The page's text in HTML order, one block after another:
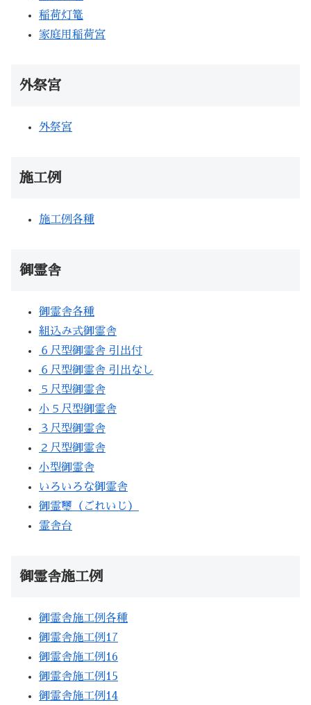
稲荷灯篭
家庭用稲荷宮
外祭宮
外祭宮
施工例
施工例各種
御霊舎
御霊舎各種
組込み式御霊舎
６尺型御霊舎 引出付
６尺型御霊舎 引出なし
５尺型御霊舎
小５尺型御霊舎
３尺型御霊舎
２尺型御霊舎
小型御霊舎
いろいろな御霊舎
御霊璽（ごれいじ）
霊舎台
御霊舎施工例
御霊舎施工例各種
御霊舎施工例17
御霊舎施工例16
御霊舎施工例15
御霊舎施工例14